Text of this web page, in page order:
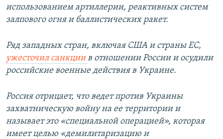
использованием артиллерии, реактивных систем
залпового огня и баллистических ракет.
Ряд западных стран, включая США и страны ЕС,
ужесточил санкциив отношении России и осудили
российские военные действия в Украине.
Россия отрицает, что ведет против Украины
захватническую войну на ее территории и
называет это «специальной операцией», которая
имеет целью «демилитаризацию и